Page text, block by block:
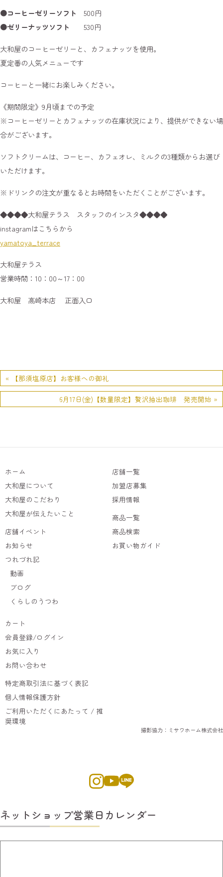
●コーヒーゼリーソフト 500円
●ゼリーナッツソフト 530円
大和屋のコーヒーゼリーと、カフェナッツを使用。
夏定番の人気メニューです
コーヒーと一緒にお楽しみください。
《期間限定》9月頃までの予定
※コーヒーゼリーとカフェナッツの在庫状況により、提供ができない場
合がございます。
ソフトクリームは、コーヒー、カフェオレ、ミルクの3種類からお選び
いただけます。
※ドリンクの注文が重なるとお時間をいただくことがございます。
◆◆◆◆大和屋テラス スタッフのインスタ◆◆◆◆
instagramはこちらから
yamatoya_terrace
大和屋テラス
営業時間：10：00～17：00
大和屋 高崎本店 正面入口
« 【那須塩原店】お客様への御礼
6月17日(金)【数量限定】贅沢抽出珈琲 発売開始 »
ホーム
大和屋について
大和屋のこだわり
大和屋が伝えたいこと
店舗イベント
お知らせ
つれづれ記
動画
ブログ
くらしのうつわ
店舗一覧
加盟店募集
採用情報
商品一覧
商品検索
お買い物ガイド
カート
会員登録/ログイン
お気に入り
お問い合わせ
特定商取引法に基づく表記
個人情報保護方針
ご利用いただくにあたって / 推
奨環境
撮影協力：ミサワホーム株式会社
ネットショップ営業日カレンダー